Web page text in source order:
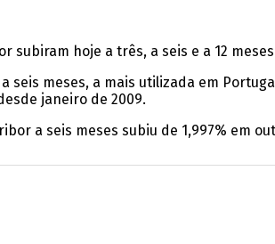
subiram hoje a três, a seis e a 12
seis meses, a mais utilizada em
janeiro de 2009.
a seis meses subiu de 1,997% em